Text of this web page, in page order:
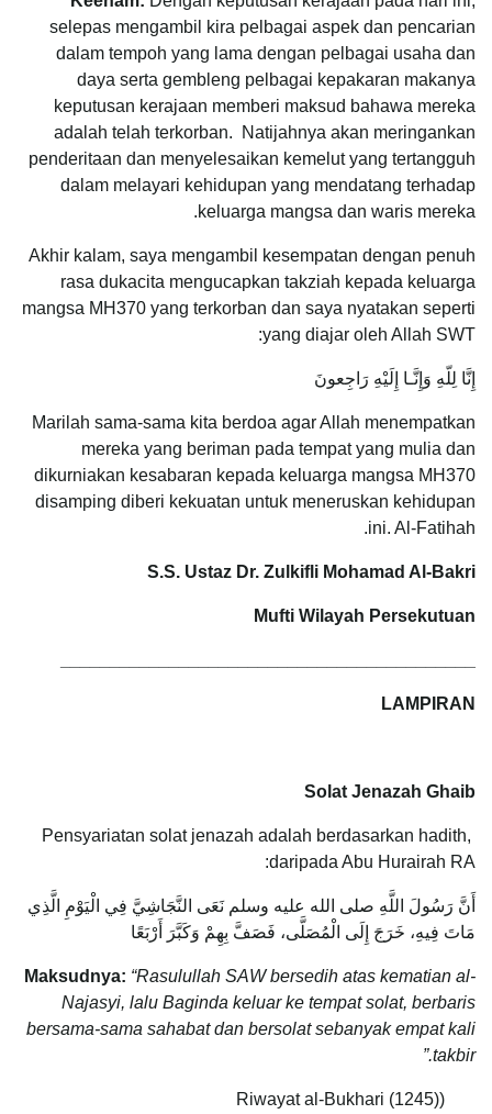
selepas mengambil kira pelbagai aspek dan pencarian
dalam tempoh yang lama dengan pelbagai usaha dan
daya serta gembleng pelbagai kepakaran makanya
keputusan kerajaan memberi maksud bahawa mereka
adalah telah terkorban. Natijahnya akan meringankan
penderitaan dan menyelesaikan kemelut yang tertangguh
dalam melayari kehidupan yang mendatang terhadap
keluarga mangsa dan waris mereka.
Akhir kalam, saya mengambil kesempatan dengan penuh
rasa dukacita mengucapkan takziah kepada keluarga
mangsa MH370 yang terkorban dan saya nyatakan seperti
yang diajar oleh Allah SWT:
إِنَّا لِلّهِ وَإِنَّـا إِلَيْهِ رَاجِعونَ‎
Marilah sama-sama kita berdoa agar Allah menempatkan
mereka yang beriman pada tempat yang mulia dan
dikurniakan kesabaran kepada keluarga mangsa MH370
disamping diberi kekuatan untuk meneruskan kehidupan
ini. Al-Fatihah.
S.S. Ustaz Dr. Zulkifli Mohamad Al-Bakri
Mufti Wilayah Persekutuan
LAMPIRAN
Solat Jenazah Ghaib
Pensyariatan solat jenazah adalah berdasarkan hadith,
daripada Abu Hurairah RA:
أَنَّ رَسُولَ اللَّهِ صلى الله عليه وسلم نَعَى النَّجَاشِيَّ فِي الْيَوْمِ الَّذِي
مَاتَ فِيهِ، خَرَجَ إِلَى الْمُصَلَّى، فَصَفَّ بِهِمْ وَكَبَّرَ أَرْبَعًا‏
Maksudnya: “Rasulullah SAW bersedih atas kematian al-
Najasyi, lalu Baginda keluar ke tempat solat, berbaris
bersama-sama sahabat dan bersolat sebanyak empat kali
takbir.”
(Riwayat al-Bukhari (1245)